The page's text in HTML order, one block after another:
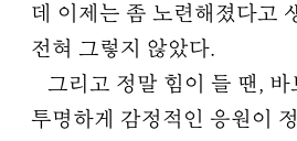
데 이제는 좀 노련해졌다고
전혀 그렇지 않았다.
그리고 정말 힘이 들 땐, 바
투명하게 감정적인 응원이